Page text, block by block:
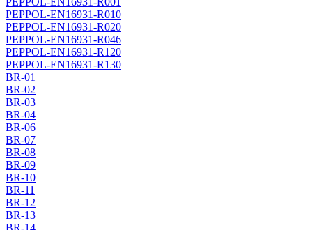
PEPPOL-EN16931-R010
PEPPOL-EN16931-R020
PEPPOL-EN16931-R046
PEPPOL-EN16931-R120
PEPPOL-EN16931-R130
BR-01
BR-02
BR-03
BR-04
BR-06
BR-07
BR-08
BR-09
BR-10
BR-11
BR-12
BR-13
BR-14